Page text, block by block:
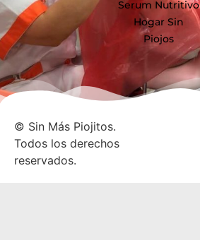
Serum Nutritivo
Hogar Sin
Piojos
© Sin Más Piojitos.
Todos los derechos
reservados.